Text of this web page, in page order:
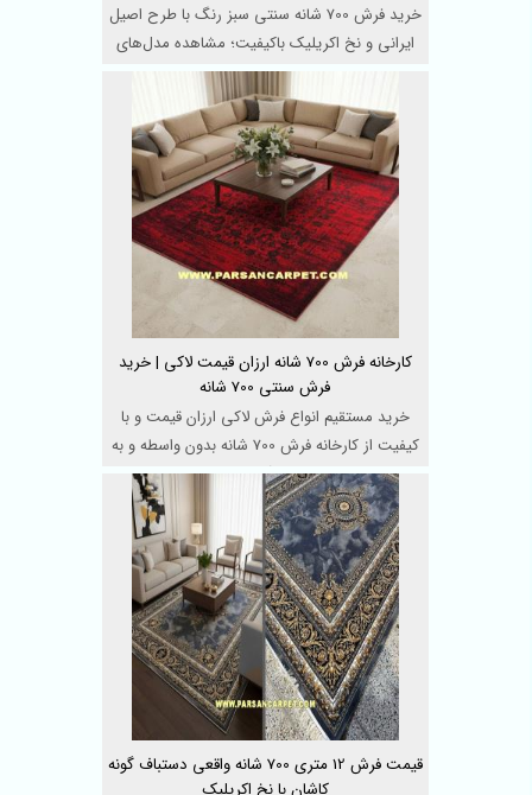
خرید فرش 700 شانه سنتی سبز رنگ با طرح اصیل
ایرانی و نخ اکریلیک باکیفیت؛ مشاهده مدل‌های
متنوع فر ...
کارخانه فرش 700 شانه ارزان قیمت لاکی | خرید
فرش سنتی 700 شانه
خرید مستقیم انواع فرش لاکی ارزان قیمت و با
کیفیت از کارخانه فرش 700 شانه بدون واسطه و به
صورت آنلاین ...
قیمت فرش 12 متری 700 شانه واقعی دستباف گونه
کاشان با نخ اکریلیک